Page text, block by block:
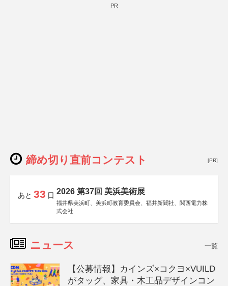
PR
締め切り直前コンテスト [PR]
あと 33 日 2026 第37回 美浜美術展
福井県美浜町、美浜町教育委員会、福井新聞社、関西電力株
式会社
ニュース 一覧
【公募情報】カインズ×コクヨ×VUILD
がタッグ、家具・木工品デザインコン